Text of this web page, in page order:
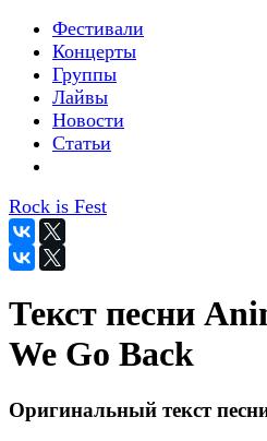
Фестивали
Концерты
Группы
Лайвы
Новости
Статьи
Rock is Fest
Текст песни
We Go Back
Оригинальный текст